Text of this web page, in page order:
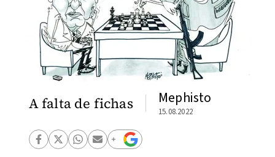
A falta de fichas Mephisto
15.08.2022